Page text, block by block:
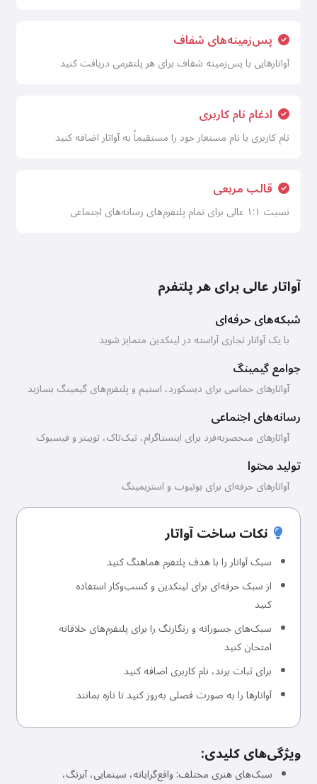
پس‌زمینه‌های شفاف
آواتارهایی با پس‌زمینه شفاف برای هر پلتفرمی دریافت کنید
ادغام نام کاربری
نام کاربری یا نام مستعار خود را مستقیماً به آواتار اضافه کنید
قالب مربعی
نسبت ۱:۱ عالی برای تمام پلتفرم‌های رسانه‌های اجتماعی
آواتار عالی برای هر پلتفرم
شبکه‌های حرفه‌ای
با یک آواتار تجاری آراسته در لینکدین متمایز شوید
جوامع گیمینگ
آواتارهای حماسی برای دیسکورد، استیم و پلتفرم‌های گیمینگ بسازید
رسانه‌های اجتماعی
آواتارهای منحصربه‌فرد برای اینستاگرام، تیک‌تاک، توییتر و فیسبوک
تولید محتوا
آواتارهای حرفه‌ای برای یوتیوب و استریمینگ
نکات ساخت آواتار
سبک آواتار را با هدف پلتفرم هماهنگ کنید
از سبک حرفه‌ای برای لینکدین و کسب‌وکار استفاده
کنید
سبک‌های جسورانه و رنگارنگ را برای پلتفرم‌های خلاقانه
امتحان کنید
برای ثبات برند، نام کاربری اضافه کنید
آواتارها را به صورت فصلی به‌روز کنید تا تازه بمانند
ویژگی‌های کلیدی:
سبک‌های هنری مختلف: واقع‌گرایانه، سینمایی، آبرنگ،